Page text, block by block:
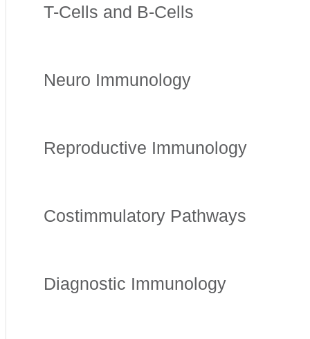
T-Cells and B-Cells
Neuro Immunology
Reproductive Immunology
Costimmulatory Pathways
Diagnostic Immunology